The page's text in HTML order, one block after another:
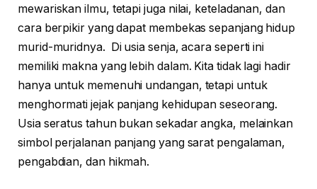
mewariskan ilmu, tetapi juga nilai, keteladanan, dan
cara berpikir yang dapat membekas sepanjang hidup
murid-muridnya. Di usia senja, acara seperti ini
memiliki makna yang lebih dalam. Kita tidak lagi hadir
hanya untuk memenuhi undangan, tetapi untuk
menghormati jejak panjang kehidupan seseorang.
Usia seratus tahun bukan sekadar angka, melainkan
simbol perjalanan panjang yang sarat pengalaman,
pengabdian, dan hikmah.